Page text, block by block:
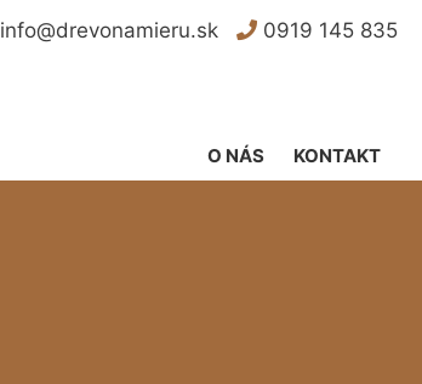
info@drevonamieru.sk 0919 145 835
KONTAKT
O NÁS